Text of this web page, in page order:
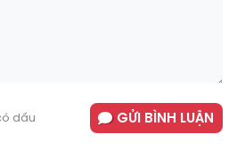
dấu GỬI BÌNH LUẬN